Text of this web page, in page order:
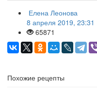
Елена Леонова
8 апреля 2019, 23:31
65871
Похожие рецепты